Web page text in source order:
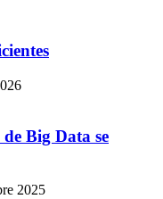
Big Data se
2025